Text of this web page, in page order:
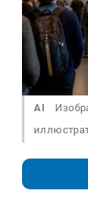
AI